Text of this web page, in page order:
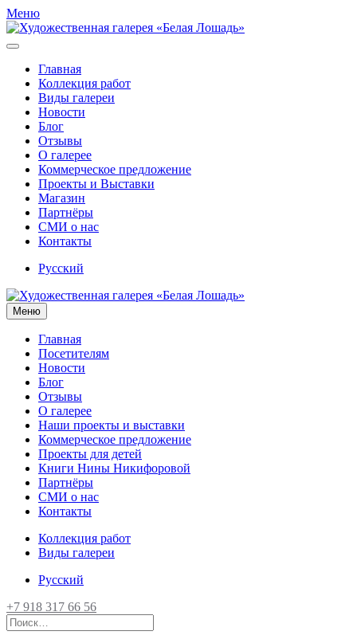
Меню
Главная
Коллекция работ
Виды галереи
Новости
Блог
Отзывы
О галерее
Коммерческое предложение
Проекты и Выставки
Магазин
Партнёры
СМИ о нас
Контакты
Русский
Меню
Главная
Посетителям
Новости
Блог
Отзывы
О галерее
Наши проекты и выставки
Коммерческое предложение
Проекты для детей
Книги Нины Никифоровой
Партнёры
СМИ о нас
Контакты
Коллекция работ
Виды галереи
Русский
+7 918 317 66 56